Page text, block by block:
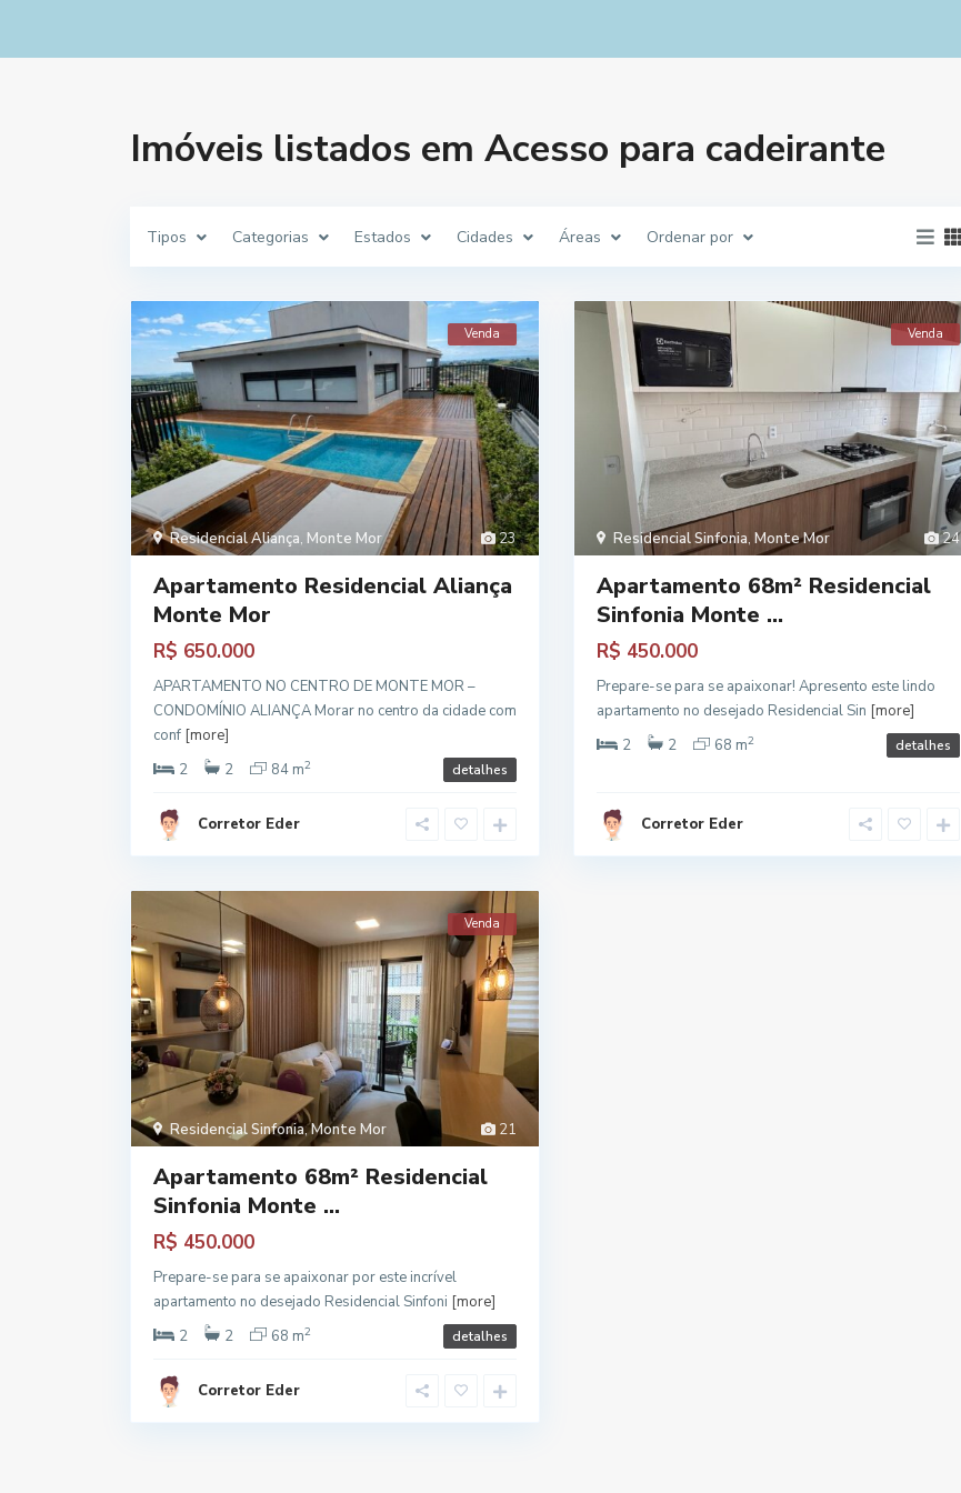
Imóveis listados em Acesso para cadeirante
Tipos Categorias Estados Cidades Áreas Ordenar por
23
Residencial Aliança, Monte Mor
Venda
Apartamento Residencial Aliança
Monte Mor
R$ 650.000
APARTAMENTO NO CENTRO DE MONTE MOR –
CONDOMÍNIO ALIANÇA Morar no centro da cidade com
conf [more]
2
2 84 m2 detalhes
Corretor Eder
24
Residencial Sinfonia, Monte Mor
Venda
Apartamento 68m² Residencial
Sinfonia Monte ...
R$ 450.000
Prepare-se para se apaixonar! Apresento este lindo
apartamento no desejado Residencial Sin [more]
2
2 68 m2 detalhes
Corretor Eder
21
Residencial Sinfonia,Monte Mor
Venda
Apartamento 68m² Residencial
Sinfonia Monte ...
R$ 450.000
Prepare-se para se apaixonar por este incrível
apartamento no desejado Residencial Sinfoni [more]
2
2 68 m2 detalhes
Corretor Eder